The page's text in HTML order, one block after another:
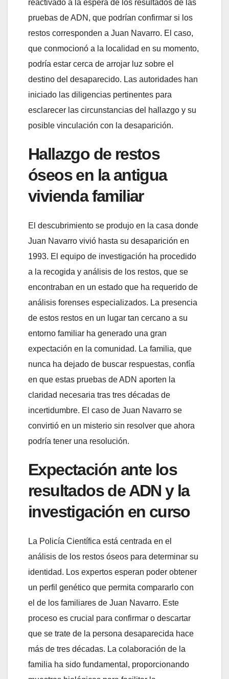
reactivado a la espera de los resultados de las
pruebas de ADN, que podrían confirmar si los
restos corresponden a Juan Navarro. El caso,
que conmocionó a la localidad en su momento,
podría estar cerca de arrojar luz sobre el
destino del desaparecido. Las autoridades han
iniciado las diligencias pertinentes para
esclarecer las circunstancias del hallazgo y su
posible vinculación con la desaparición.
Hallazgo de restos
óseos en la antigua
vivienda familiar
El descubrimiento se produjo en la casa donde
Juan Navarro vivió hasta su desaparición en
1993. El equipo de investigación ha procedido
a la recogida y análisis de los restos, que se
encontraban en un estado que ha requerido de
análisis forenses especializados. La presencia
de estos restos en un lugar tan cercano a su
entorno familiar ha generado una gran
expectación en la comunidad. La familia, que
nunca ha dejado de buscar respuestas, confía
en que estas pruebas de ADN aporten la
claridad necesaria tras tres décadas de
incertidumbre. El caso de Juan Navarro se
convirtió en un misterio sin resolver que ahora
podría tener una resolución.
Expectación ante los
resultados de ADN y la
investigación en curso
La Policía Científica está centrada en el
análisis de los restos óseos para determinar su
identidad. Los expertos esperan poder obtener
un perfil genético que permita compararlo con
el de los familiares de Juan Navarro. Este
proceso es crucial para confirmar o descartar
que se trate de la persona desaparecida hace
más de tres décadas. La colaboración de la
familia ha sido fundamental, proporcionando